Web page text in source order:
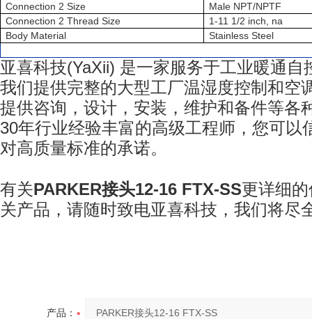
Connection 2 Size
Male NPT/NPTF
Connection 2 Thread Size
1-11 1/2 inch, na
Body Material
Stainless Steel
亚喜科技(YaXii) 是一家服务于工业暖通自
我们提供完整的大型工厂温湿度控制和空
提供咨询，设计，安装，维护和备件等各
30年行业经验丰富的高级工程师，您可以
对高质量标准的承诺。
有关PARKER接头12-16 FTX-SS更详细
关产品，请随时致电亚喜科技 ，我们将尽
产品：